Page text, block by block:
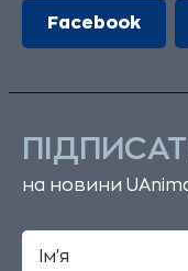
Facebook
на новини